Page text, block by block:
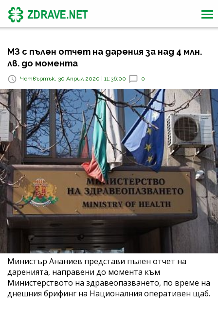
МЗ с пълен отчет на дарения за над 4 млн.
лв. до момента
Четвъртък, 30 Април 2020 | 11:36:00 0
Министър Ананиев представи пълен отчет на
даренията, направени до момента към
Министерството на здравеопазването, по време на
днешния брифинг на Националния оперативен щаб.